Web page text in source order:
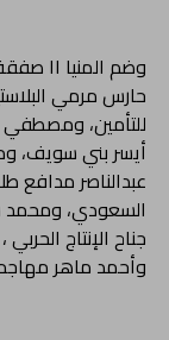
وضم
حارس مرمي
للتأمين، ومصطفي
أيسر بني سويف،
عبدالناصر مدافع
السعودي،
جناح الإنتاج
وأحمد ماهر